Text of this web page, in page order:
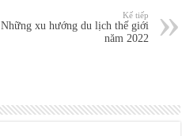
Kế tiếp
Những xu hướng du lịch thế giới
năm 2022